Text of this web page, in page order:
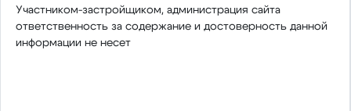
Участником-застройщиком, администрация сайта
ответственность за содержание и достоверность данной
информации не несет